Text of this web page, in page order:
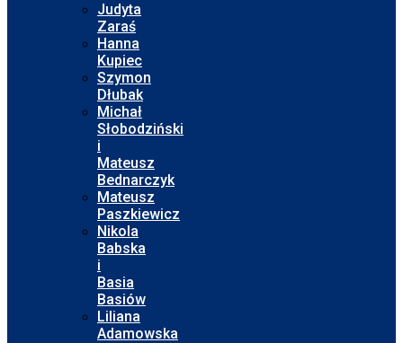
Judyta
Zaraś
Hanna
Kupiec
Szymon
Dłubak
Michał
Słobodziński
i
Mateusz
Bednarczyk
Mateusz
Paszkiewicz
Nikola
Babska
i
Basia
Basiów
Liliana
Adamowska